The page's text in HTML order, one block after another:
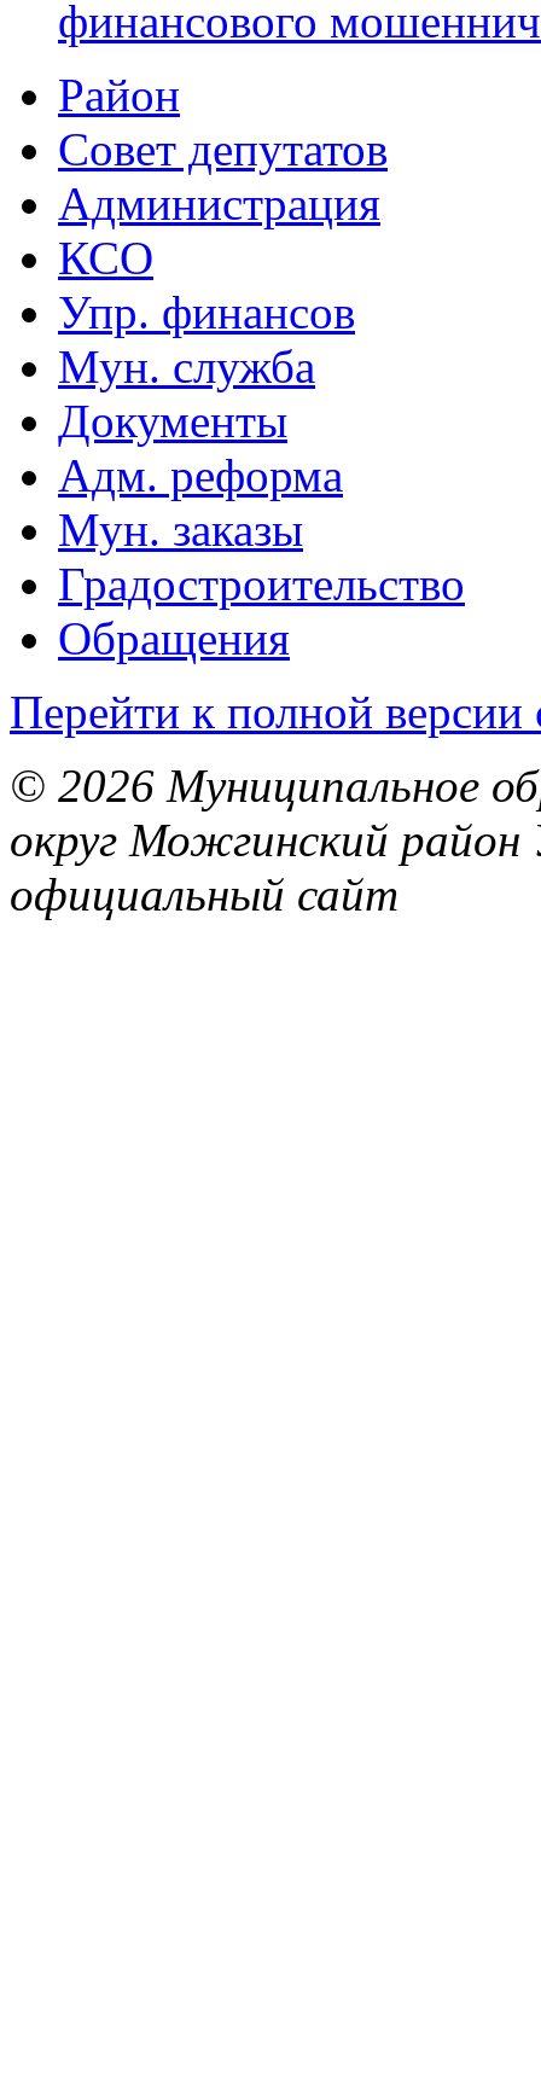
финансового
Район
Совет депутатов
Администрация
КСО
Упр. финансов
Мун. служба
Документы
Адм. реформа
Мун. заказы
Градостроительство
Обращения
Перейти к полной версии
© 2026 Муниципальное
округ Можгинский район
официальный сайт